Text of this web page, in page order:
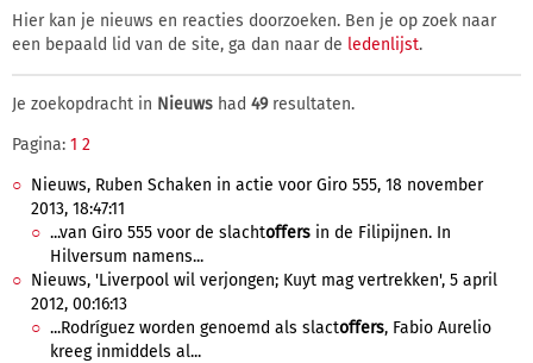
Hier kan je nieuws en reacties doorzoeken. Ben je op zoek naar
een bepaald lid van de site, ga dan naar de ledenlijst.
Je zoekopdracht in Nieuws had 49resultaten.
Pagina: 1 2
Nieuws, Ruben Schaken in actie voor Giro 555, 18 november
2013, 18:47:11
...van Giro 555 voor de slachtoffers in de Filipijnen. In
Hilversum namens...
Nieuws, 'Liverpool wil verjongen; Kuyt mag vertrekken', 5 april
2012, 00:16:13
...Rodríguez worden genoemd als slactoffers, Fabio Aurelio
kreeg inmiddels al...